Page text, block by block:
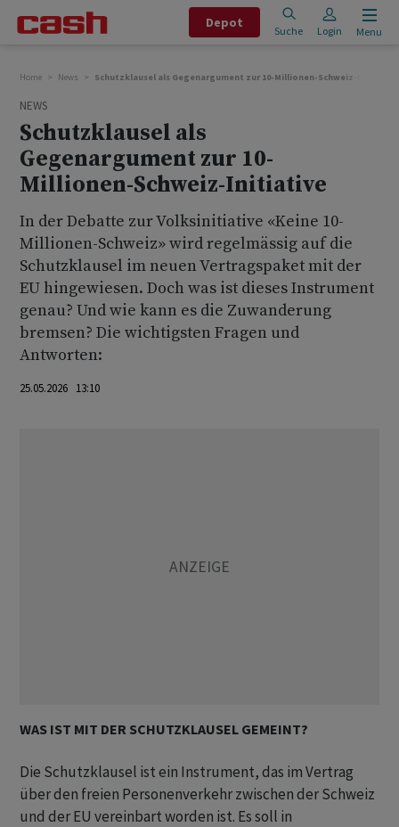
Depot
Suche Login Menu
Home News Schutzklausel als Gegenargument zur 10-Millionen-Schweiz-Initiative
NEWS
Schutzklausel als
Gegenargument zur 10-
Millionen-Schweiz-Initiative
In der Debatte zur Volksinitiative «Keine 10-
Millionen-Schweiz» wird regelmässig auf die
Schutzklausel im neuen Vertragspaket mit der
EU hingewiesen. Doch was ist dieses Instrument
genau? Und wie kann es die Zuwanderung
bremsen? Die wichtigsten Fragen und
Antworten:
25.05.2026 13:10
WAS IST MIT DER SCHUTZKLAUSEL GEMEINT?
Die Schutzklausel ist ein Instrument, das im Vertrag
über den freien Personenverkehr zwischen der Schweiz
und der EU vereinbart worden ist. Es soll in